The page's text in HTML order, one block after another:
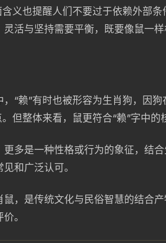
含义也提醒人们不要过于依赖外部
活与坚持需要平衡，既要像鼠一样
“赖”有时也被形容为生肖狗，因
但整体来看，鼠更符合“赖”字中的
更多是一种性格或行为的象征，结
和广泛认可。
鼠，是传统文化与民俗智慧的结合
。